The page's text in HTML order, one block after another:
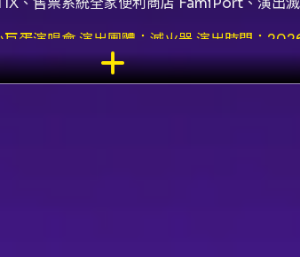
蛋演唱會 演出團體：滅火器 演出時間：
氣音樂 售票系統：KKTIX（並於全家
（價格以主辦與售票頁面公告為準） 購
放取票時間為活動前 7 天起。 身心障礙票
認證」。 - 每位身心障礙人士含必要陪同者限
頁面內容整理，票務、時刻、座位分配與其